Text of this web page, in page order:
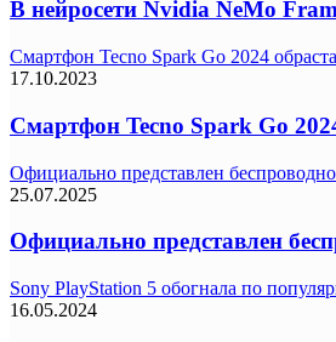
В нейросети Nvidia NeMo
Смартфон Tecno Spark Go 2024
17.10.2023
Смартфон Tecno Spark Go
Официально представлен
25.07.2025
Официально представлен
Sony PlayStation 5 обогнала по
16.05.2024